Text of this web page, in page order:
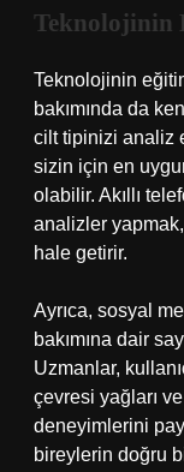
Teknolojinin
Teknolojinin
bakımında da
cilt tipinizi analiz
sizin için en
olabilir. Akıllı
analizler
hale getirir.
Ayrıca, sosyal
bakımına dair
Uzmanlar,
çevresi yağları
deneyimlerini
bireylerin doğru